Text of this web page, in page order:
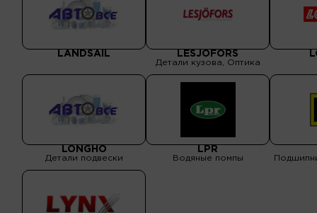
LANDSAIL LESJOFORS
Детали кузова, Оптика
LONGHO
Детали подвески
LPR
Водяные помпы